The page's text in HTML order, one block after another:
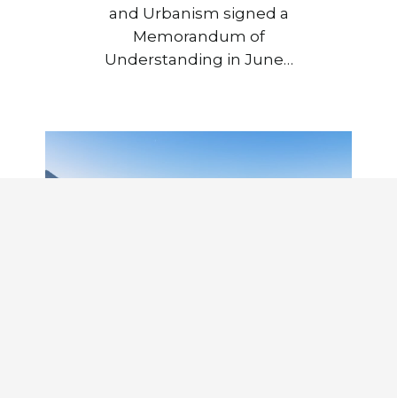
and Urbanism signed a
Memorandum of
Understanding in June…